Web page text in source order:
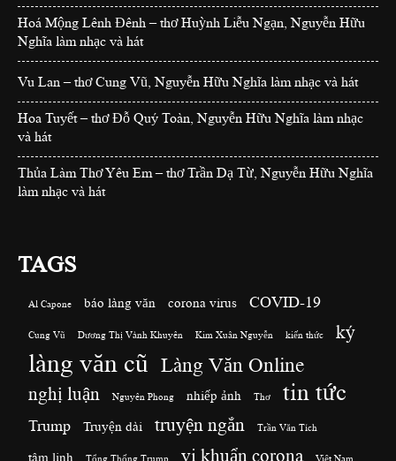
Hoá Mộng Lênh Đênh – thơ Huỳnh Liễu Ngạn, Nguyễn Hữu
Nghĩa làm nhạc và hát
Vu Lan – thơ Cung Vũ, Nguyễn Hữu Nghĩa làm nhạc và hát
Hoa Tuyết – thơ Đỗ Quý Toàn, Nguyễn Hữu Nghĩa làm nhạc
và hát
Thủa Làm Thơ Yêu Em – thơ Trần Dạ Từ, Nguyễn Hữu Nghĩa
làm nhạc và hát
TAGS
Al Capone báo làng văn corona virus COVID-19
Cung Vũ Dương Thị Vành Khuyên Kim Xuân Nguyễn kiến thức ký
làng văn cũ Làng Văn Online
nghị luận Nguyên Phong nhiếp ảnh Thơ tin tức
Trump Truyện dài truyện ngắn Trần Văn Tích
tâm linh vi khuẩn corona